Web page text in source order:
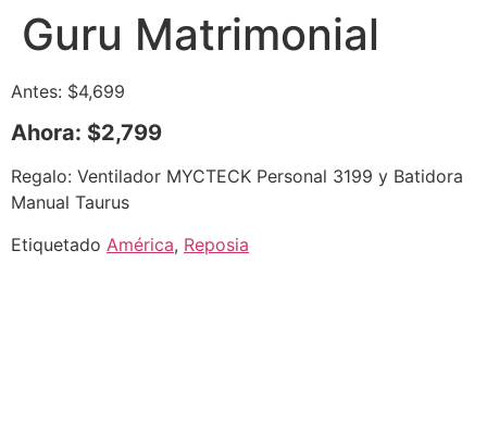
Guru Matrimonial
Antes: $4,699
Ahora: $2,799
Regalo: Ventilador MYCTECK Personal 3199 y Batidora
Manual Taurus
Etiquetado América, Reposia